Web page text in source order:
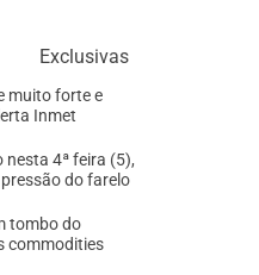
Exclusivas
muito forte e
Inmet
nesta 4ª feira (5),
do farelo
tombo do
commodities